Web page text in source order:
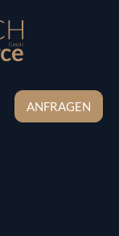
ANFRAGEN